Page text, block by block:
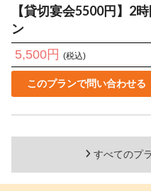
【貸切宴会5500円】2
ン
5,500円 (税込)
このプランで問い合わせる
すべてのプ